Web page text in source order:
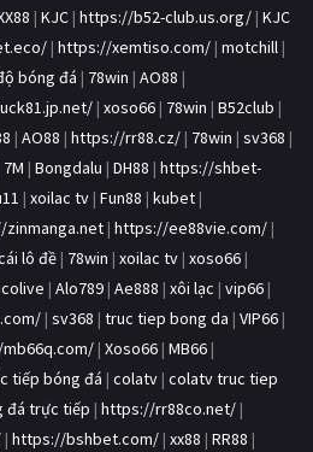
| KJC | https://b52-club.us.org/ | KJC
| https://xemtiso.com/ | motchill |
bóng đá | 78win | AO88 |
| xoso66 | 78win | B52club |
| AO88 | https://rr88.cz/ | 78win | sv368 |
7M | Bongdalu | DH88 | https://shbet-
| xoilac tv | Fun88 | kubet |
| https://ee88vie.com/ |
lô đề | 78win | xoilac tv | xoso66 |
| Alo789 | Ae888 | xôi lạc | vip66 |
| sv368 | truc tiep bong da | VIP66 |
| Xoso66 | MB66 |
tiếp bóng đá | colatv | colatv truc tiep
đá trực tiếp | https://rr88co.net/ |
| https://bshbet.com/ | xx88 | RR88 |